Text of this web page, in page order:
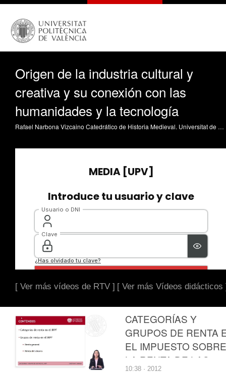
Origen de la industria cultural y
creativa y su conexión con las
humanidades y la tecnología
Rafael Narbona Vizcaino Catedrático de Historia Medieval. Universitat de València
[ Ver más vídeos de RTV ] [ Ver más Vídeos didácticos
CATEGORÍAS Y
GRUPOS DE RENTA
EL IMPUESTO SOBRE
LA RENTA DE LAS
10:38 · 2012